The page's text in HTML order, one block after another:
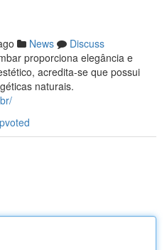
News
Discuss
proporciona elegância e
acredita-se que possui
naturais.